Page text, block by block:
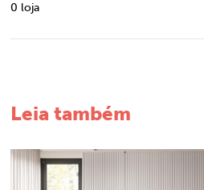
0 loja
Leia também